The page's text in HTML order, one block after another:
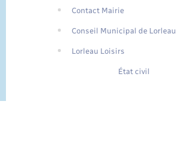
Traduction du
Contact Mairie
Conseil Municipal de Lorleau
Lorleau Loisirs
État civil